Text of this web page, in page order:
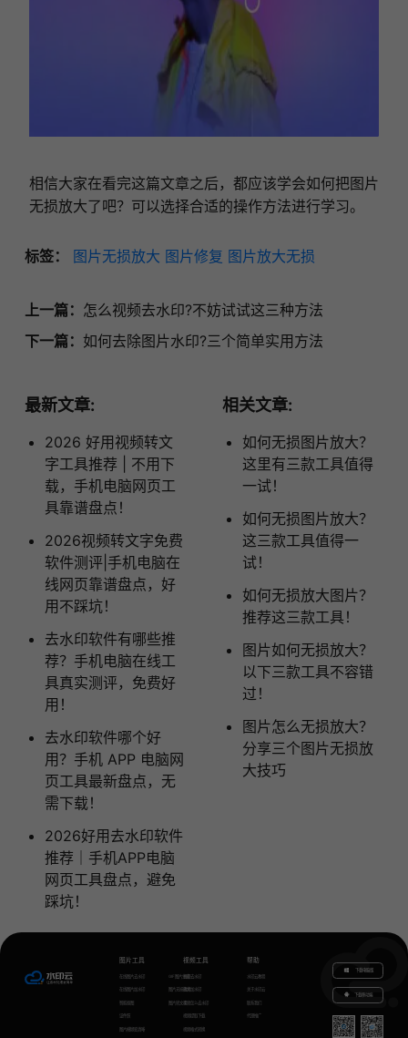
相信大家在看完这篇文章之后，都应该学会如何把图片
无损放大了吧？可以选择合适的操作方法进行学习 。
标签： 图片无损放大 图片修复 图片放大无损
上一篇： 怎么视频去水印?不妨试试这三种方法
下一篇： 如何去除图片水印?三个简单实用方法
最新文章:
2026 好用视频转文
字工具推荐 | 不用下
载，手机电脑网页工
具靠谱盘点！
2026视频转文字免费
软件测评|手机电脑在
线网页靠谱盘点，好
用不踩坑！
去水印软件有哪些推
荐？手机电脑在线工
具真实测评，免费好
用！
去水印软件哪个好
用？手机 APP 电脑网
页工具最新盘点，无
需下载！
2026好用去水印软件
推荐｜手机APP电脑
网页工具盘点，避免
踩坑！
相关文章:
如何无损图片放大？
这里有三款工具值得
一试！
如何无损图片放大？
这三款工具值得一
试！
如何无损放大图片？
推荐这三款工具！
图片如何无损放大？
以下三款工具不容错
过！
图片怎么无损放大？
分享三个图片无损放
大技巧
图片工具
在线图片去水印
在线图片加水印
智能抠图
证件照
图片模糊变清晰
GIF图片生成
图片无损放大
图片转文字
视频工具
视频去水印
视频加水印
视频怎么去水印
视频提取下载
视频格式转换
帮助
水印云教程
关于水印云
联系我们
代理推广
下载电脑版
下载移动端